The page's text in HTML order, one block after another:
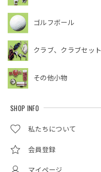
ゴルフボール
クラブ、クラブセット
その他小物
SHOP INFO
私たちについて
会員登録
マイページ